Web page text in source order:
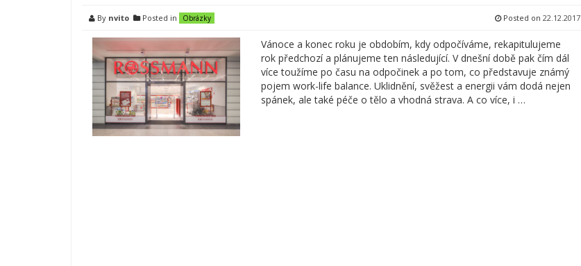
By nvito Posted in Obrázky Posted on 22.12.2017
Vánoce a konec roku je obdobím, kdy odpočíváme, rekapitulujeme
rok předchozí a plánujeme ten následující. V dnešní době pak čím dál
více toužíme po času na odpočinek a po tom, co představuje známý
pojem work-life balance. Uklidnění, svěžest a energii vám dodá nejen
spánek, ale také péče o tělo a vhodná strava. A co více, i …